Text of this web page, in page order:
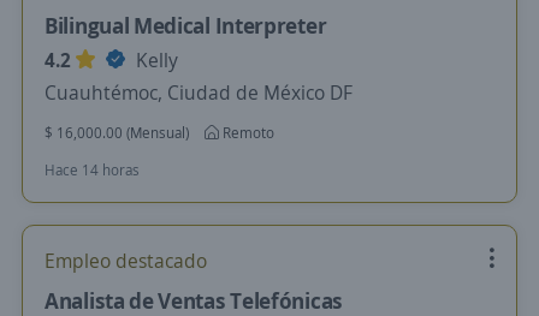
Bilingual Medical Interpreter
4.2
Kelly
Cuauhtémoc, Ciudad de México DF
$ 16,000.00 (Mensual)
Remoto
Hace 14 horas
Empleo destacado
Analista de Ventas Telefónicas